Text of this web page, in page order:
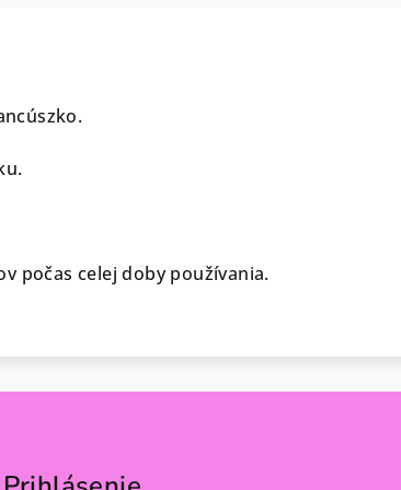
počas celej doby používania.